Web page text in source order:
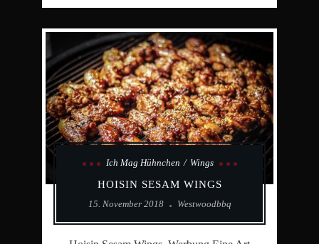
Ich Mag Hühnchen Wings
HOISIN SESAM WINGS
15. November 2018 Westwoodbbq